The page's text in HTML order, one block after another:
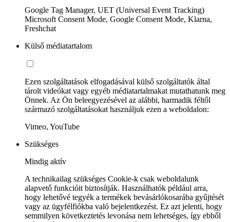
Google Tag Manager, UET (Universal Event Tracking)
Microsoft Consent Mode, Google Consent Mode, Klarna,
Freshchat
Külső médiatartalom
Ezen szolgáltatások elfogadásával külső szolgáltatók által
tárolt videókat vagy egyéb médiatartalmakat mutathatunk meg
Önnek. Az Ön beleegyezésével az alábbi, harmadik féltől
származó szolgáltatásokat használjuk ezen a weboldalon:
Vimeo, YouTube
Szükséges
Mindig aktív
A technikailag szükséges Cookie-k csak weboldalunk
alapvető funkcióit biztosítják. Használhatók például arra,
hogy lehetővé tegyék a termékek bevásárlókosarába gyűjtését
vagy az ügyfélfiókba való bejelentkezést. Ez azt jelenti, hogy
semmilyen következtetés levonása nem lehetséges, így ebből